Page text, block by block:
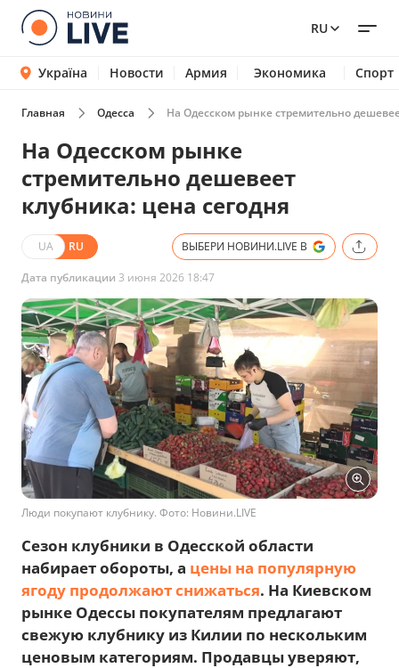
RU
Україна Новости Армия Экономика Спорт
Главная Одесса На Одесском рынке стремительно
На Одесском рынке
стремительно дешевеет
клубника: цена сегодня
UA RU ВЫБЕРИ НОВИНИ.LIVE В
Дата публикации 3 июня 2026 18:47
Люди покупают клубнику. Фото: Новини.LIVЕ
Сезон клубники в Одесской области
набирает обороты, а цены на популярную
ягоду продолжают снижаться. На Киевском
рынке Одессы покупателям предлагают
свежую клубнику из Килии по нескольким
ценовым категориям. Продавцы уверяют,